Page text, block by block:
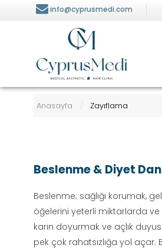
info@cyprusmedi.com
Beslenme ve Diyet
Anasayfa / Zayıflama
Beslenme & Diyet
Beslenme; sağlığı korumak,
öğelerini yeterli miktarlarda ve
karın doyurmak ve açlık
pek çok rahatsızlığa yol